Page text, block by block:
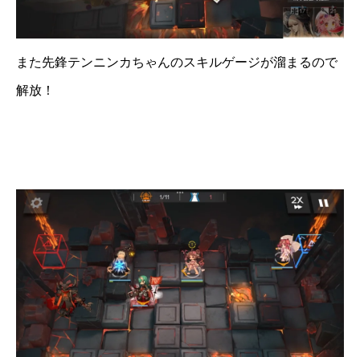
また先鋒テンニンカちゃんのスキルゲージが溜まるので
解放！